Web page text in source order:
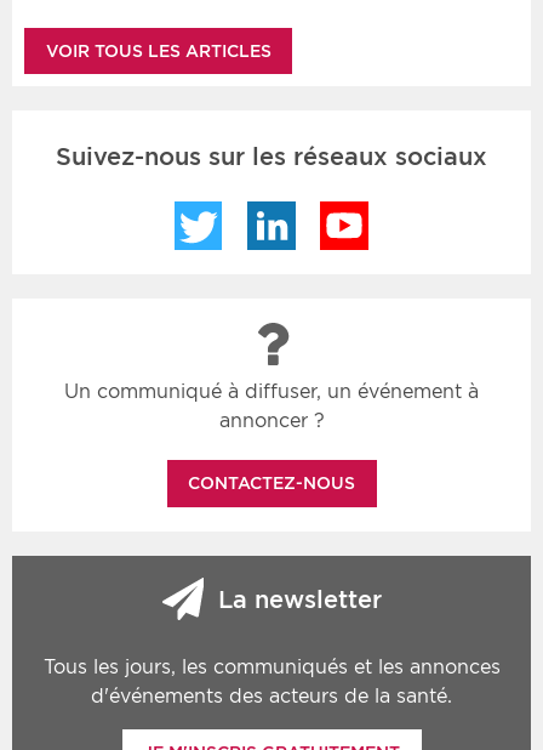
VOIR TOUS LES ARTICLES
Suivez-nous sur les réseaux sociaux
Twitter LinkedIn
Un communiqué à diffuser, un événement à
annoncer ?
CONTACTEZ-NOUS
La newsletter
Tous les jours, les communiqués et les annonces
d'événements des acteurs de la santé.